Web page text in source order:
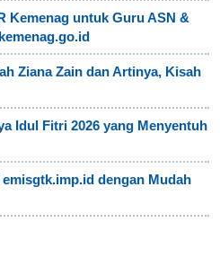
Kemenag untuk Guru ASN &
Ziana Zain dan Artinya, Kisah
Idul Fitri 2026 yang Menyentuh
dengan Mudah